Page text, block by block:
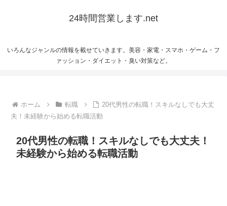
24時間営業します.net
いろんなジャンルの情報を載せていきます。美容・家電・スマホ・ゲーム・フ
ァッション・ダイエット・臭い対策など。
ホーム 転職
20代男性の転職！スキルなしでも大丈
夫！未経験から始める転職活動
20代男性の転職！スキルなしでも大丈夫！
未経験から始める転職活動